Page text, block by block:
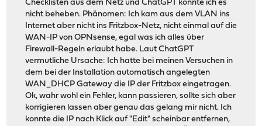
Checklisten aus dem Netz und ChatGPT konnte ich es
nicht beheben. Phänomen: Ich kam aus dem VLAN ins
Internet aber nicht ins Fritzbox-Netz, nicht einmal auf die
WAN-IP von OPNsense, egal was ich alles über
Firewall-Regeln erlaubt habe. Laut ChatGPT
vermutliche Ursache: Ich hatte bei meinen Versuchen in
dem bei der Installation automatisch angelegten
WAN_DHCP Gateway die IP der Fritzbox eingetragen.
Ok, wahr wohl ein Fehler, kann passieren, sollte sich aber
korrigieren lassen aber genau das gelang mir nicht. Ich
konnte die IP nach Klick auf "Edit" scheinbar entfernen,